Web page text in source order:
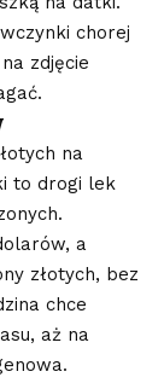
chorej
zdjęcie
na
to drogi lek
a
złotych, bez
chce
aż na